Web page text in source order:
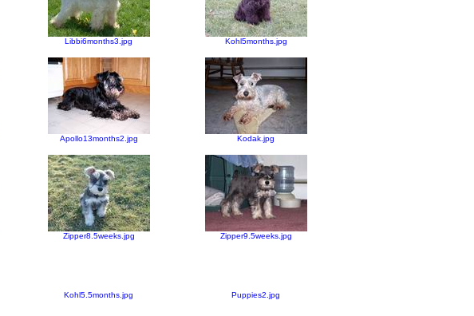
Libbi6months3.jpg Kohl5months.jpg
Apollo13months2.jpg Kodak.jpg
Zipper8.5weeks.jpg Zipper9.5weeks.jpg
Kohl5.5months.jpg Puppies2.jpg